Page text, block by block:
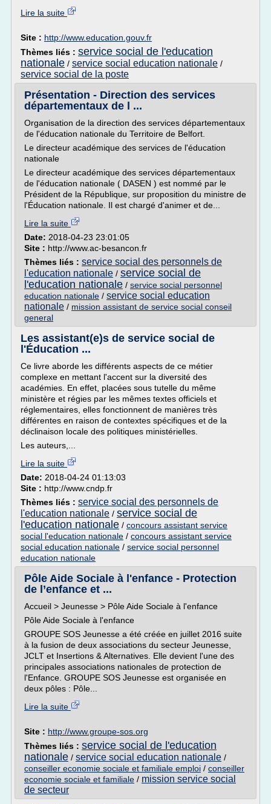
Lire la suite
Site : http://www.education.gouv.fr
Thèmes liés : service social de l'education
nationale / service social education nationale /
service social de la poste
Présentation - Direction des services
départementaux de l ...
Organisation de la direction des services départementaux
de l'éducation nationale du Territoire de Belfort.
Le directeur académique des services de l'éducation
nationale
Le directeur académique des services départementaux
de l'éducation nationale ( DASEN ) est nommé par le
Président de la République, sur proposition du ministre de
l'Éducation nationale. Il est chargé d'animer et de...
Lire la suite
Date: 2018-04-23 23:01:05
Site : http://www.ac-besancon.fr
Thèmes liés : service social des personnels de
l'education nationale / service social de
l'education nationale / service social personnel
education nationale / service social education
nationale / mission assistant de service social conseil
general
Les assistant(e)s de service social de
l'Éducation ...
Ce livre aborde les différents aspects de ce métier
complexe en mettant l'accent sur la diversité des
académies. En effet, placées sous tutelle du même
ministère et régies par les mêmes textes officiels et
réglementaires, elles fonctionnent de manières très
différentes en raison de contextes spécifiques et de la
déclinaison locale des politiques ministérielles.
Les auteurs,...
Lire la suite
Date: 2018-04-24 01:13:03
Site : http://www.cndp.fr
Thèmes liés : service social des personnels de
l'education nationale / service social de
l'education nationale / concours assistant service
social l'education nationale / concours assistant service
social education nationale / service social personnel
education nationale
Pôle Aide Sociale à l'enfance - Protection
de l’enfance et ...
Accueil > Jeunesse > Pôle Aide Sociale à l'enfance
Pôle Aide Sociale à l'enfance
GROUPE SOS Jeunesse a été créée en juillet 2016 suite
à la fusion de deux associations du secteur Jeunesse,
JCLT et Insertions & Alternatives. Elle devient l'une des
principales associations nationales de protection de
l'Enfance. GROUPE SOS Jeunesse est organisée en
deux pôles : Pôle...
Lire la suite
Site : http://www.groupe-sos.org
Thèmes liés : service social de l'education
nationale / service social education nationale /
conseiller economie sociale et familiale emploi / conseiller
economie sociale et familiale / mission service social
de secteur